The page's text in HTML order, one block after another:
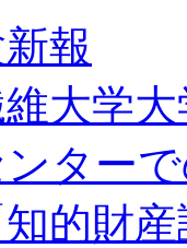
報
大学
ター
的財